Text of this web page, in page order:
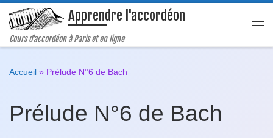
Passer au contenuApprendre l'accordéon
Cours d'accordéon à Paris et en ligne
Accueil » Prélude N°6 de Bach
Prélude N°6 de Bach